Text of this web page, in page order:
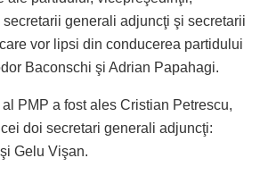
generali adjuncţi şi secretarii
vor lipsi din conducerea partidului
Baconschi şi Adrian Papahagi.
PMP a fost ales Cristian Petrescu,
doi secretari generali adjuncţi:
Gelu Vişan.